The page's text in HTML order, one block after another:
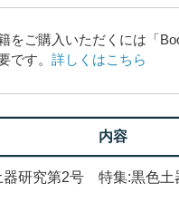
をご購入いただくには「
です。 詳しくはこちら
内容
器研究第2号 特集:黒色